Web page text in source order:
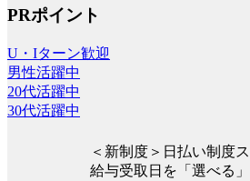
PRポイント
U・Iターン歓迎
男性活躍中
20代活躍中
30代活躍中
＜新制度＞日払い制度ス
給与受取日を「選べる」